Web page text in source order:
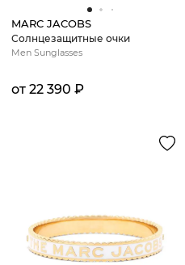
MARC JACOBS
Солнцезащитные очки
Men Sunglasses
от 22 390 ₽